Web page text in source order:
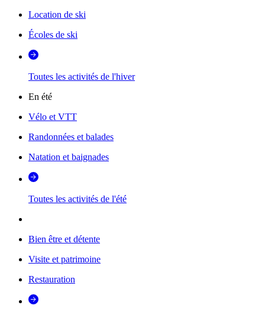
Location de ski
Écoles de ski
Toutes les activités de l'hiver
En été
Vélo et VTT
Randonnées et balades
Natation et baignades
Toutes les activités de l'été
Bien être et détente
Visite et patrimoine
Restauration